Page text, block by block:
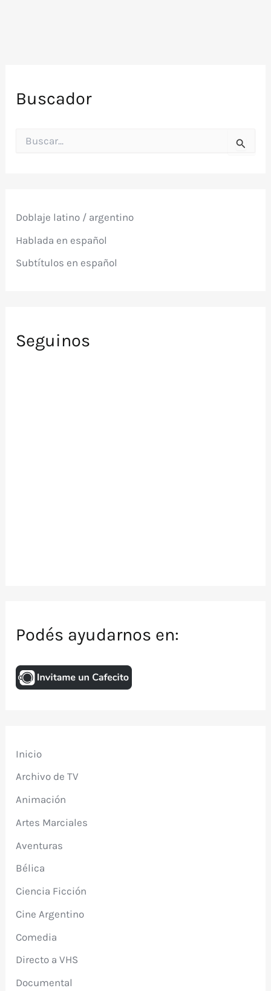
Buscador
o
:
Doblaje latino / argentino
Hablada en español
Subtítulos en español
Seguinos
Podés ayudarnos en:
Inicio
Archivo de TV
Animación
Artes Marciales
Aventuras
Bélica
Ciencia Ficción
Cine Argentino
Comedia
Directo a VHS
Documental